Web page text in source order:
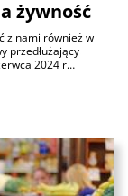
żywność
z nami również w
przedłużający
2024 r…